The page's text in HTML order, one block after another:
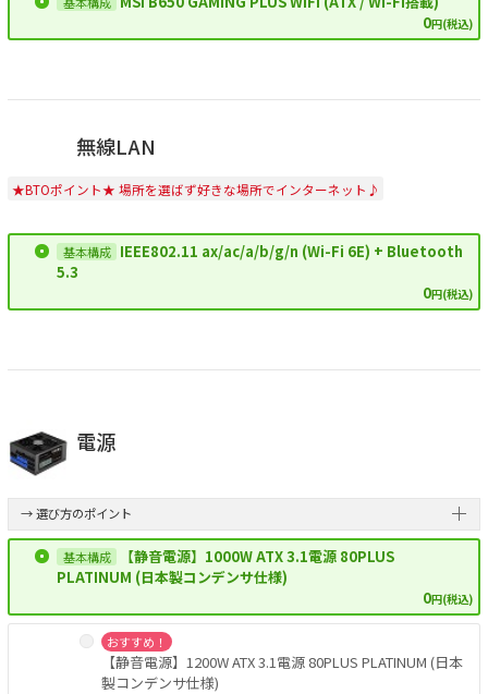
0円(税込)
無線LAN
★BTOポイント★ 場所を選ばず好きな場所でインターネット♪
IEEE802.11 ax/ac/a/b/g/n (Wi-Fi 6E) + Bluetooth
5.3
0円(税込)
電源
→ 選び方のポイント
【静音電源】1000W ATX 3.1電源 80PLUS
PLATINUM (日本製コンデンサ仕様)
0円(税込)
おすすめ！
【静音電源】1200W ATX 3.1電源 80PLUS PLATINUM (日本
製コンデンサ仕様)